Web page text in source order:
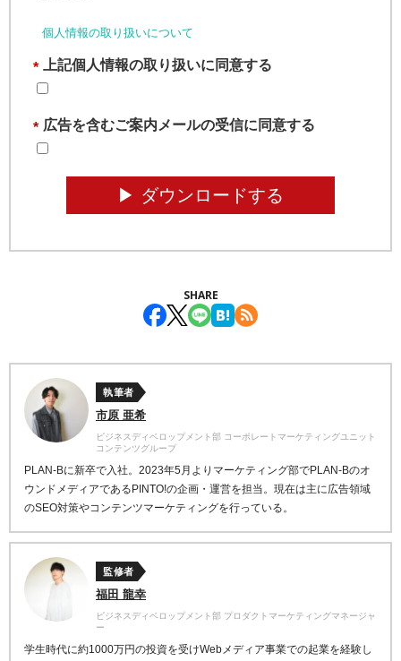
個人情報の取り扱いについて
* 上記個人情報の取り扱いに同意する
* 広告を含むご案内メールの受信に同意する
▶︎ ダウンロードする
SHARE
執筆者
市原 亜希
ビジネスディベロップメント部 コーポレートマーケティングユニット
コンテンツグループ
PLAN-Bに新卒で入社。2023年5月よりマーケティング部でPLAN-Bのオ
ウンドメディアであるPINTO!の企画・運営を担当。現在は主に広告領域
のSEO対策やコンテンツマーケティングを行っている。
監修者
福田 龍幸
ビジネスディベロップメント部 プロダクトマーケティングマネージャ
ー
学生時代に約1000万円の投資を受けWebメディア事業での起業を経験し